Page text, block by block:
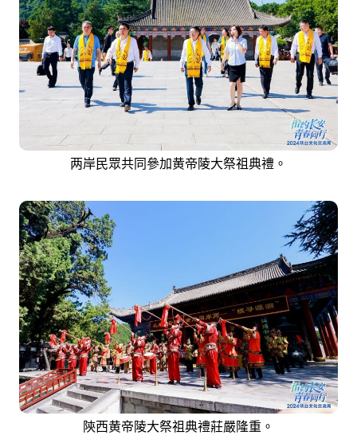
两岸民眾共同參加黄帝陵大祭祖典禮。
陝西黄帝陵大祭祖典禮莊嚴隆重。